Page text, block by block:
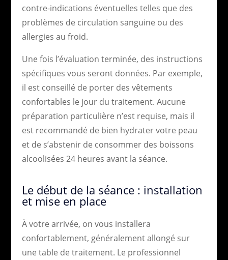
contre-indications éventuelles telles que des
problèmes de circulation sanguine ou des
allergies au froid.
Une fois l’évaluation terminée, des instructions
spécifiques vous seront données. Par exemple,
il est conseillé de porter des vêtements
confortables le jour du traitement. Aucune
préparation particulière n’est requise, mais il
est recommandé de bien hydrater votre peau
et de s’abstenir de consommer des boissons
alcoolisées 24 heures avant la séance.
Le début de la séance : installation
et mise en place
À votre arrivée, on vous installera
confortablement, généralement allongé sur
une table de traitement. Le professionnel